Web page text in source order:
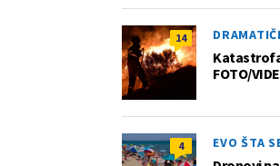
14
FOTO/
4 EVO ŠTA